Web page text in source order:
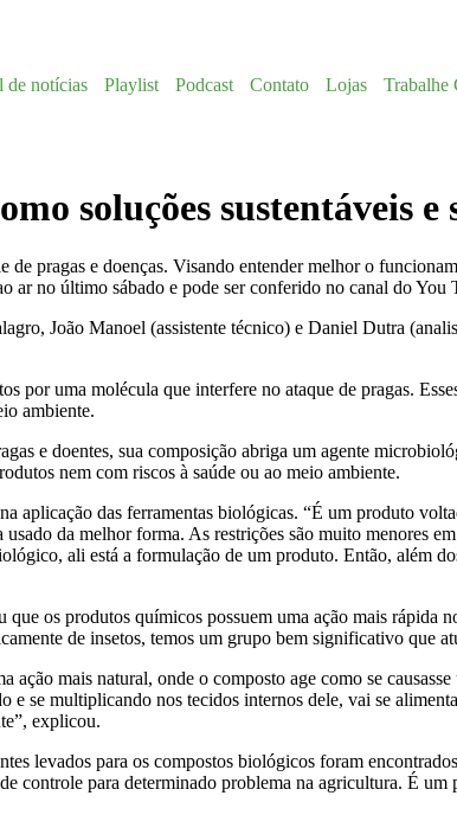
de notícias Playlist Podcast Contato Lojas Trabalhe
soluções sustentáveis
pragas e doenças. Visando entender melhor o
no último sábado e pode ser conferido no canal do You
João Manoel (assistente técnico) e Daniel Dutra
por uma molécula que interfere no ataque de pragas.
ambiente.
e doentes, sua composição abriga um agente
nem com riscos à saúde ou ao meio ambiente.
aplicação das ferramentas biológicas. “É um produto
da melhor forma. As restrições são muito menores
ali está a formulação de um produto. Então, além
os produtos químicos possuem uma ação mais rápida
de insetos, temos um grupo bem significativo que
mais natural, onde o composto age como se
se multiplicando nos tecidos internos dele, vai se
explicou.
levados para os compostos biológicos foram
controle para determinado problema na agricultura. É